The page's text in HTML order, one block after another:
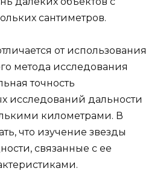
сантиметров.
от использования
метода исследования
точность
исследований дальности
километрами. В
что изучение звезды
связанные с ее